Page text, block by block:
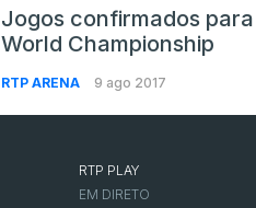
Jogos confirmados para
World Championship
RTP ARENA 9 ago 2017
RTP PLAY
EM DIRETO